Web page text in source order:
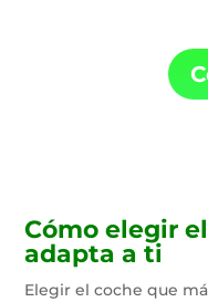
Cómo elegir
adapta a ti
Elegir el coche que